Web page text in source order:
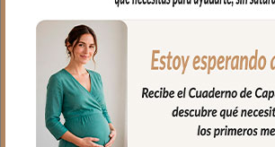
para los posibles escapes del bebé.
Muy fácil de limpiar por el lado interior,
puedes limpiar con paño húmedo y
cuando necesites puedes lavar en
lavadora, siempre agua fría, jabones no